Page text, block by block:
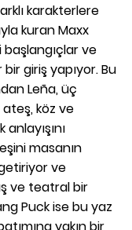
karakterlere
kuran Maxx
ve
giriş yapıyor. Bu
Leña, üç
ateş, köz ve
masanın
ve
ve teatral bir
Puck ise bu yaz
yakın bir